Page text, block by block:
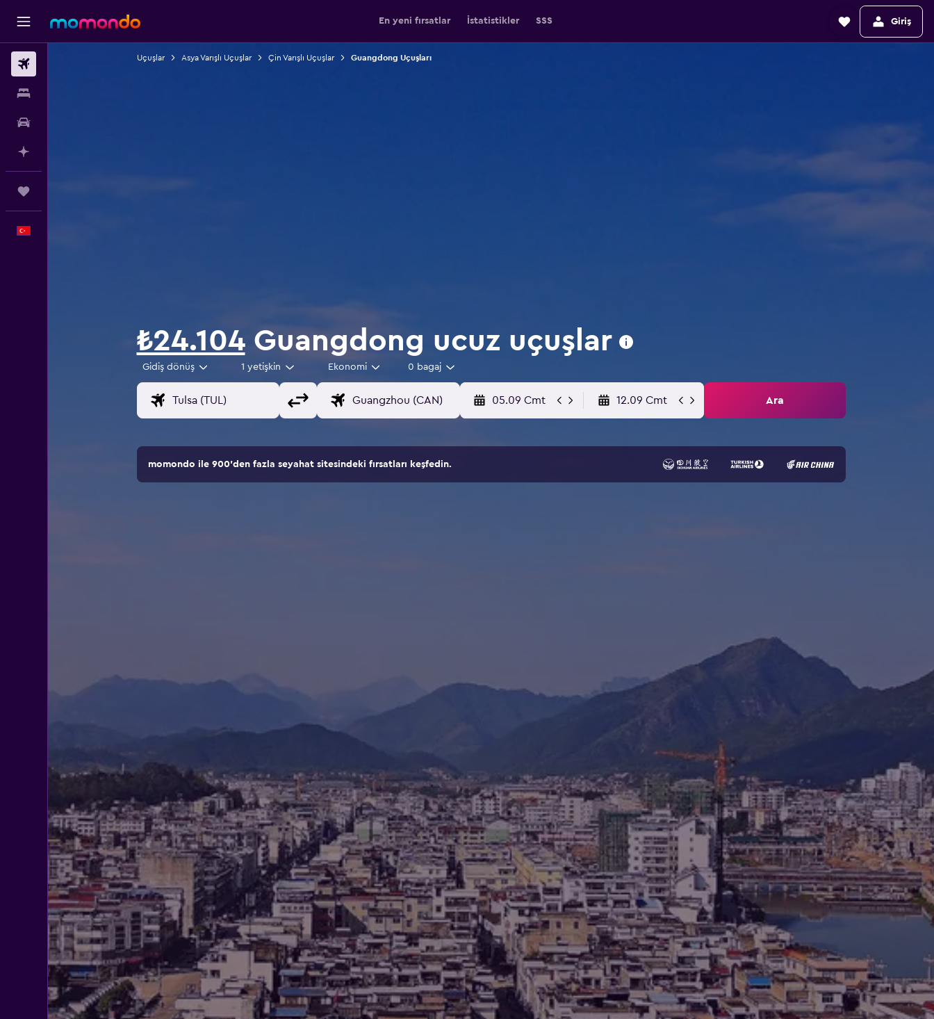
En yeni fırsatlar İstatistikler SSS Giriş
Uçuşlar Asya Varışlı Uçuşlar Çin Varışlı Uçuşlar Guangdong Uçuşları
₺24.104Guangdong ucuz uçuşlar
Gidiş dönüş 1 yetişkin Ekonomi 0 bagaj
05.09 Cmt 12.09 Cmt Ara
momondo ile 900'den fazla seyahat sitesindeki fırsatları keşfedin.